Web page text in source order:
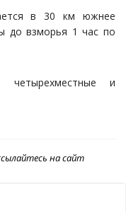
в 30 км южнее
до взморья 1 час по
четырехместные и
четырехместные и
живописной
на сайт